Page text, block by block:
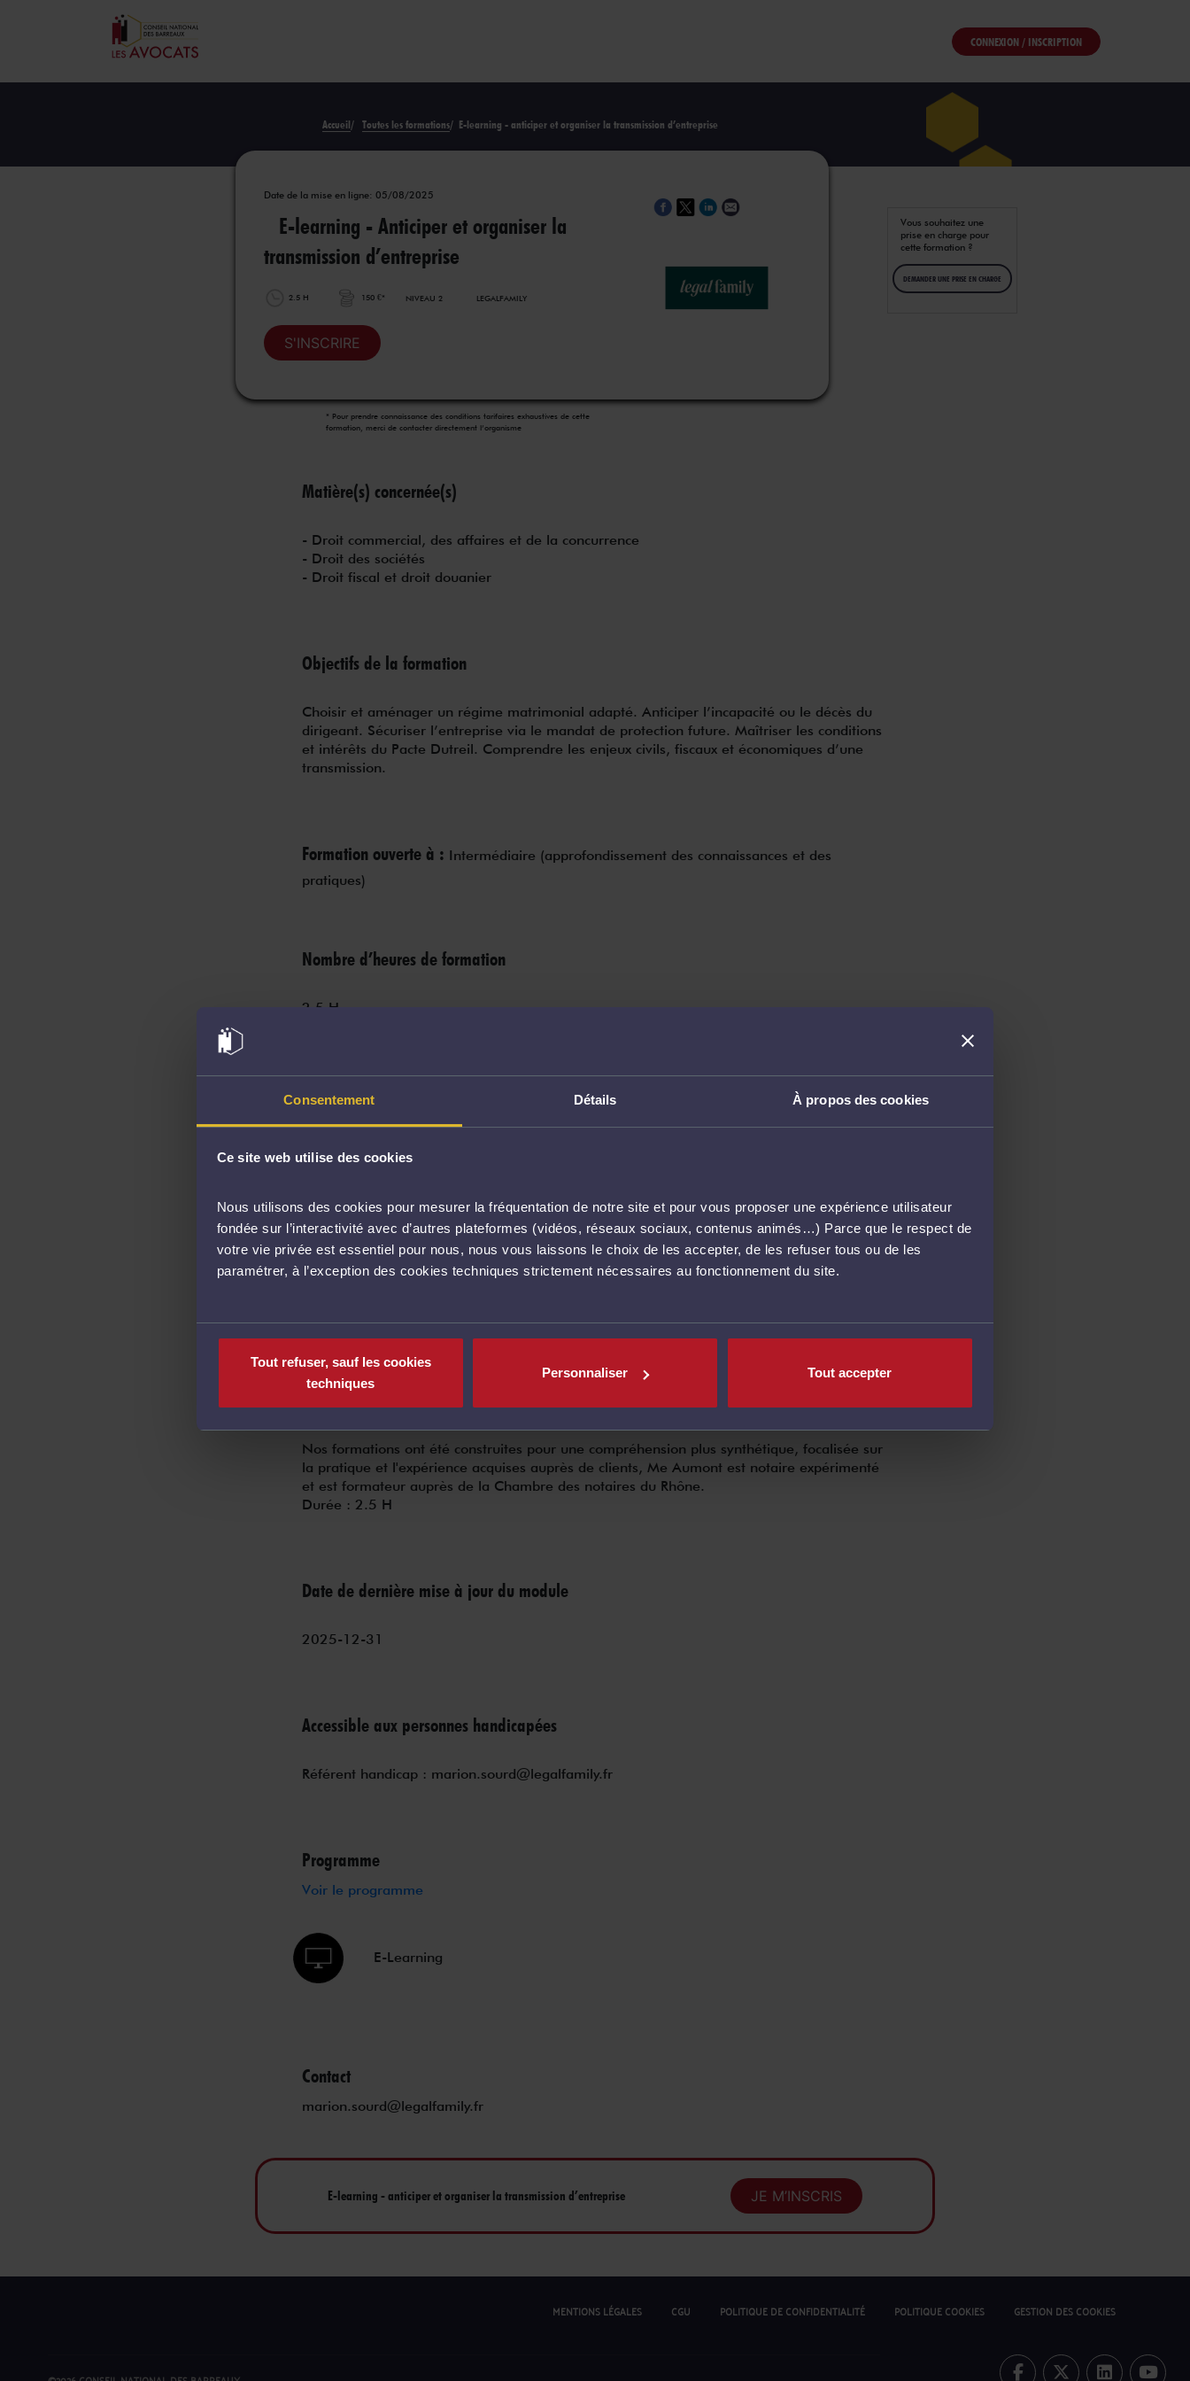
Consentement Détails À propos des cookies
Ce site web utilise des cookies
Nous utilisons des cookies pour mesurer la fréquentation de notre site et pour vous proposer une expérience utilisateur
fondée sur l’interactivité avec d’autres plateformes (vidéos, réseaux sociaux, contenus animés…) Parce que le respect de
votre vie privée est essentiel pour nous, nous vous laissons le choix de les accepter, de les refuser tous ou de les
paramétrer, à l’exception des cookies techniques strictement nécessaires au fonctionnement du site.
Tout refuser, sauf les cookies
techniques
Personnaliser Tout accepter
CONNEXION / INSCRIPTION
Accueil/ Toutes les formations/ E-learning - anticiper et organiser la transmission d’entreprise
Date de la mise en ligne: 05/08/2025
E-learning - Anticiper et organiser la
transmission d’entreprise
2.5 H 150 €* NIVEAU 2 LEGALFAMILY
S'INSCRIRE
Vous souhaitez une
prise en charge pour
cette formation ?
DEMANDER UNE PRISE EN CHARGE
* Pour prendre connaissance des conditions tarifaires exhaustives de cette
formation, merci de contacter directement l’organisme
Matière(s) concernée(s)
- Droit commercial, des affaires et de la concurrence
- Droit des sociétés
- Droit fiscal et droit douanier
Objectifs de la formation
Choisir et aménager un régime matrimonial adapté. Anticiper l’incapacité ou le décès du
dirigeant. Sécuriser l’entreprise via le mandat de protection future. Maîtriser les conditions
et intérêts du Pacte Dutreil. Comprendre les enjeux civils, fiscaux et économiques d’une
transmission.
Formation ouverte à : Intermédiaire (approfondissement des connaissances et des
pratiques)
Nombre d’heures de formation
2.5 H
Déroulé précis
Modalités d’assistance de l'apprenant
formulaire mis à disposition des apprenants (via un google form) pour qu’ils puissent
Nos formations ont été construites pour une compréhension plus synthétique, focalisée sur
la pratique et l'expérience acquises auprès de clients, Me Aumont est notaire expérimenté
et est formateur auprès de la Chambre des notaires du Rhône.
Durée : 2.5 H
Date de dernière mise à jour du module
2025-12-31
Accessible aux personnes handicapées
Référent handicap : marion.sourd@legalfamily.fr
Programme
Voir le programme
E-Learning
Contact
marion.sourd@legalfamily.fr
E-learning - anticiper et organiser la transmission d’entreprise JE M’INSCRIS
MENTIONS LÉGALES CGU POLITIQUE DE CONFIDENTIALITÉ POLITIQUE COOKIES GESTION DES COOKIES